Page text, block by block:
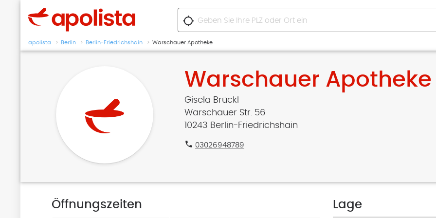
location_searching
apolista Berlin Berlin-Friedrichshain Warschauer Apotheke
Warschauer Apotheke
Gisela Brückl
Warschauer Str. 56
10243 Berlin-Friedrichshain
phone 03026948789
Öffnungszeiten Lage